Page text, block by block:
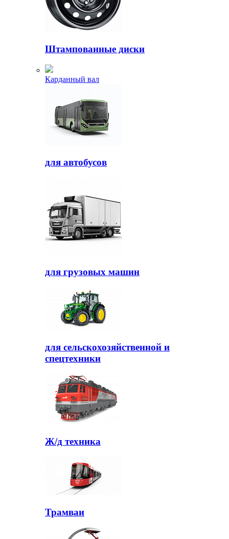
Штампованные диски
Карданный вал
для автобусов
для грузовых машин
для сельскохозяйственной и
спецтехники
Ж/д техника
Трамваи